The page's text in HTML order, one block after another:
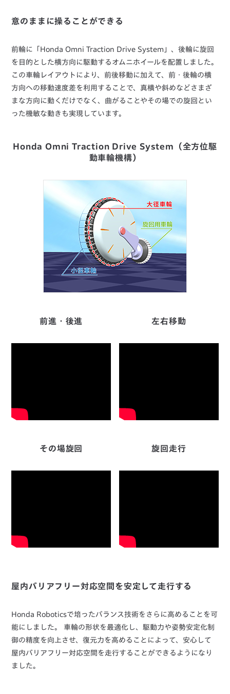
意のままに操ることができる
前輪に「Honda Omni Traction Drive System」、後輪に旋回
を目的とした横方向に駆動するオムニホイールを配置しました。
この車輪レイアウトにより、前後移動に加えて、前・後輪の横
方向への移動速度差を利用することで、真横や斜めなどさまざ
まな方向に動くだけでなく、曲がることやその場での旋回とい
った機敏な動きも実現しています。
Honda Omni Traction Drive System（全方位駆
動車輪機構）
前進・後進 左右移動
その場旋回 旋回走行
屋内バリアフリー対応空間を安定して走行する
Honda Roboticsで培ったバランス技術をさらに高めることを可
能にしました。 車輪の形状を最適化し、駆動力や姿勢安定化制
御の精度を向上させ、復元力を高めることによって、安心して
屋内バリアフリー対応空間を走行することができるようになり
ました。